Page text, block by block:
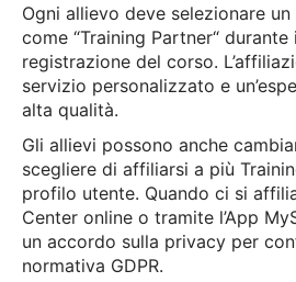
Ogni allievo deve selezionare un
come “Training Partner“
registrazione del corso.
servizio personalizzato e
alta qualità.
Gli allievi possono anche
scegliere di affiliarsi a più
profilo utente. Quando ci si
Center online o tramite l’App
un accordo sulla privacy per
normativa GDPR.